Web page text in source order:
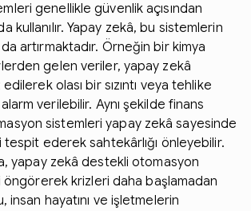
genellikle güvenlik açısından
kullanılır. Yapay zekâ, bu sistemlerin
artırmaktadır. Örneğin bir kimya
gelen veriler, yapay zekâ
olası bir sızıntı veya tehlike
verilebilir. Aynı şekilde finans
sistemleri yapay zekâ sayesinde
tespit ederek sahtekârlığı önleyebilir.
yapay zekâ destekli otomasyon
krizleri daha başlamadan
insan hayatını ve işletmelerin